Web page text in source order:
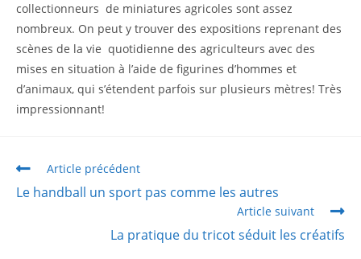
collectionneurs de miniatures agricoles sont assez
nombreux. On peut y trouver des expositions reprenant des
scènes de la vie quotidienne des agriculteurs avec des
mises en situation à l’aide de figurines d’hommes et
d’animaux, qui s’étendent parfois sur plusieurs mètres! Très
impressionnant!
Article précédent
Le handball un sport pas comme les autres
Article suivant
La pratique du tricot séduit les créatifs